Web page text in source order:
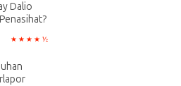
Dalio